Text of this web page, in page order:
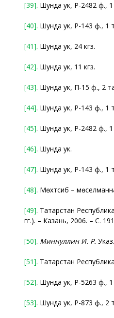
[39]. Шунда ук, Р-2482 ф., 1
[40]. Шунда ук, Р-143 ф., 1
[41]. Шунда ук, 24 кгз.
[42]. Шунда ук, 11 кгз.
[43]. Шунда ук, П-15 ф., 2
[44]. Шунда ук, Р-143 ф., 1
[45]. Шунда ук, Р-2482 ф., 1
[46]. Шунда ук.
[47]. Шунда ук, Р-143 ф., 1
[48]. Мөхтәсиб –
[49]. Татарстан
гг.). – Казань, 2006. – С.
[50]. Миннуллин И. Р.
[51]. Татарстан
[52]. Шунда ук, Р-5263 ф., 1
[53]. Шунда ук, Р-873 ф., 2